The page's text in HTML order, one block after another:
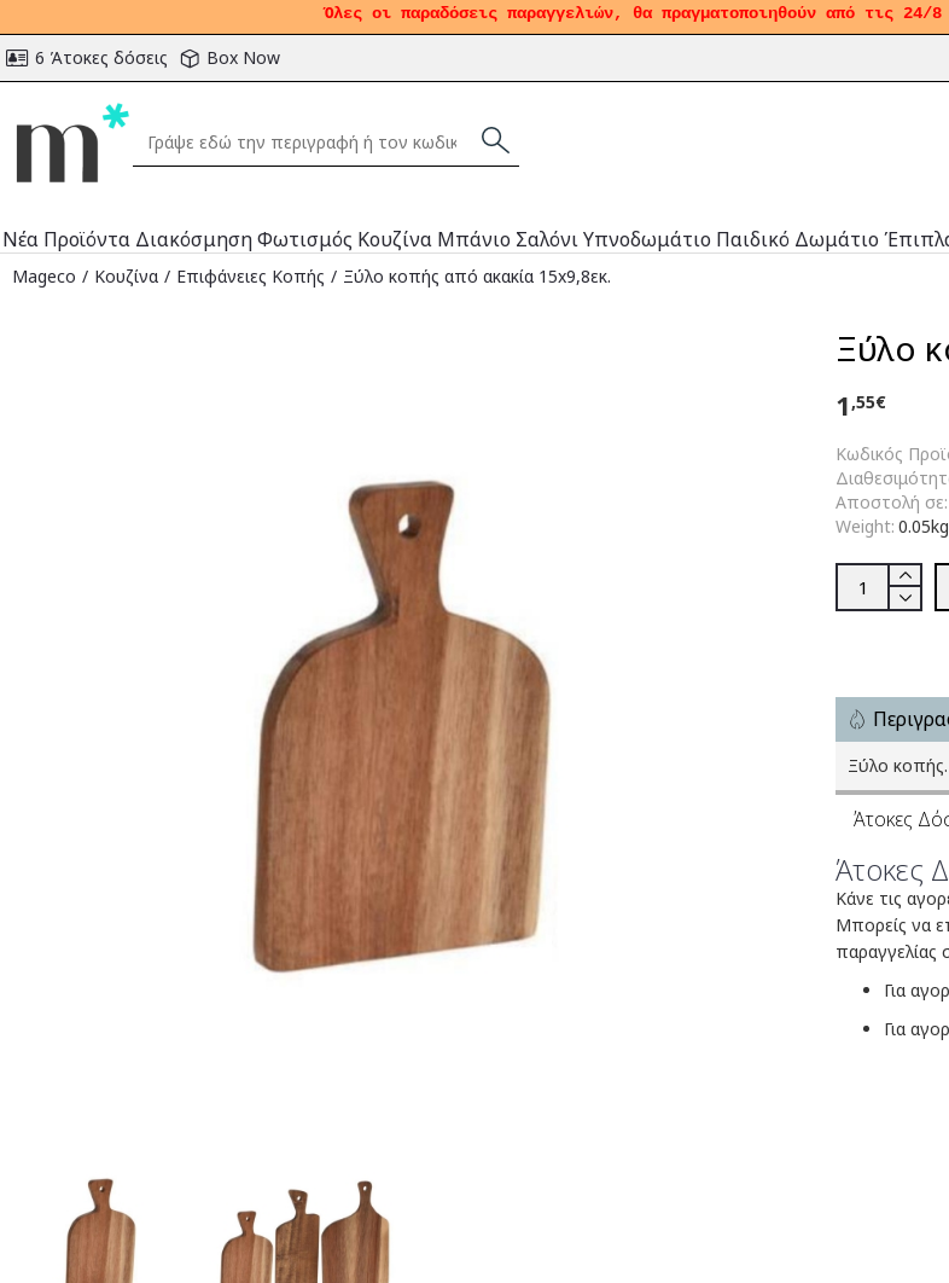
Όλες οι παραδόσεις παραγγελιών, θα πραγματοποιηθούν από τις 24/
6 Άτοκες δόσεις Box Now
Νέα Προϊόντα ΔιακόσμησηΦωτισμός Κουζίνα Μπάνιο ΣαλόνιΥπνοδωμάτιο Παιδικό Δωμάτιο
Mageco Κουζίνα Επιφάνειες Κοπής Ξύλο κοπής από ακακία 15x9,8εκ.
Ξύλο
Κωδικός
Αποστολή σε:
Weight: 0.05kg
1 ,55€
Ξύλο κοπής.
Άτοκες
Άτοκες
Κάνε τις
Μπορείς να
παραγγελίας
Για
Για